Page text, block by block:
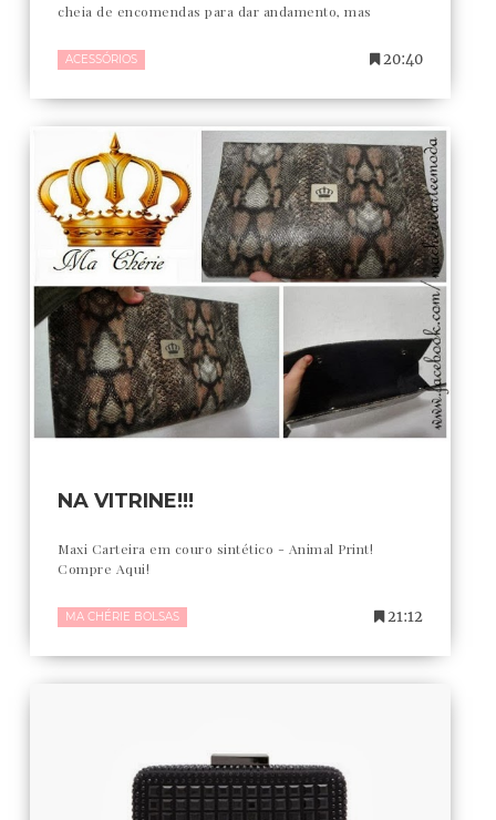
cheia de encomendas para dar andamento, mas
ACESSÓRIOS 20:40
NA VITRINE!!!
Maxi Carteira em couro sintético - Animal Print!
Compre Aqui!
MA CHÉRIE BOLSAS 21:12